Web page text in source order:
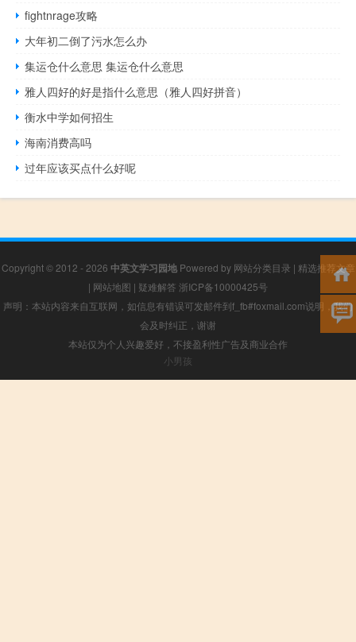
fightnrage攻略
大年初二倒了污水怎么办
集运仓什么意思 集运仓什么意思
雅人四好的好是指什么意思（雅人四好拼音）
衡水中学如何招生
海南消费高吗
过年应该买点什么好呢
Copyright © 2012 - 2026 中英文学习园地Powered by 网站分类目录 | 精选推荐文章
| 网站地图 | 疑难解答 浙ICP备10000425号
声明：本站内容来自互联网，如信息有错误可发邮件到f_fb#foxmail.com说明，我们
会及时纠正，谢谢
本站仅为个人兴趣爱好，不接盈利性广告及商业合作
小男孩